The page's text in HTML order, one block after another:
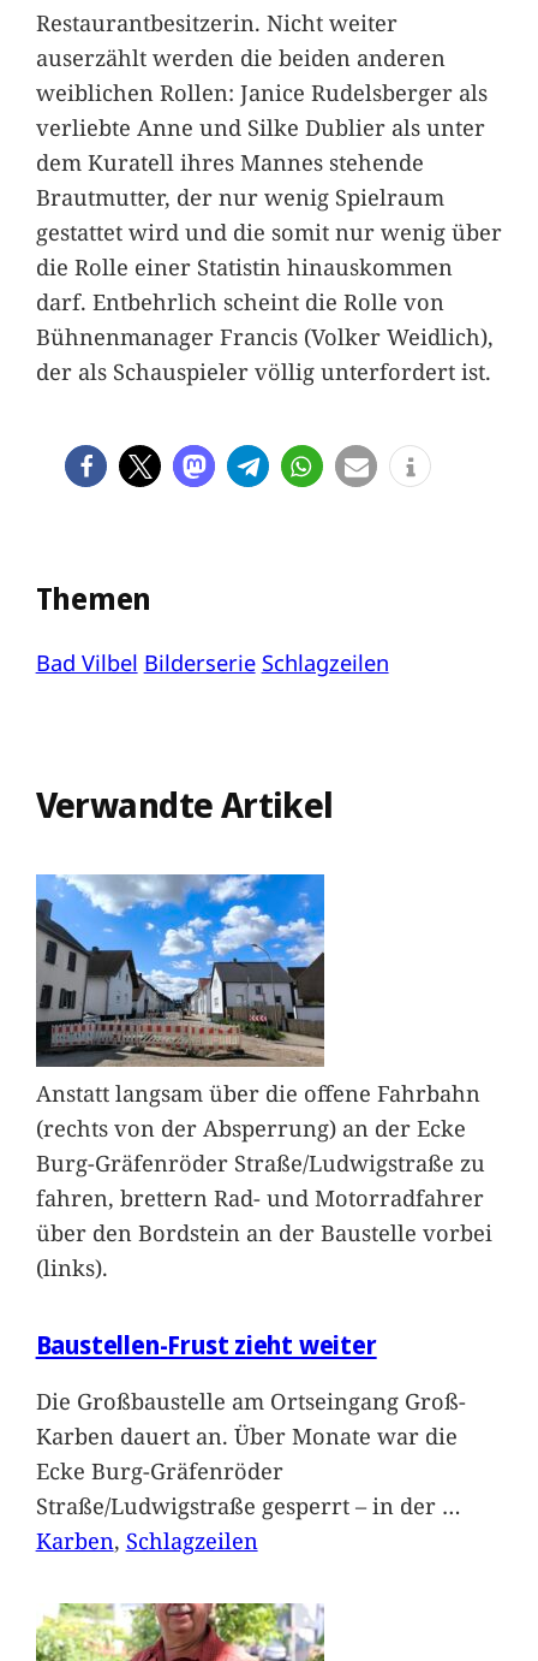
Restaurantbesitzerin. Nicht weiter
auserzählt werden die beiden anderen
weiblichen Rollen: Janice Rudelsberger als
verliebte Anne und Silke Dublier als unter
dem Kuratell ihres Mannes stehende
Brautmutter, der nur wenig Spielraum
gestattet wird und die somit nur wenig über
die Rolle einer Statistin hinauskommen
darf. Entbehrlich scheint die Rolle von
Bühnenmanager Francis (Volker Weidlich),
der als Schauspieler völlig unterfordert ist.
Themen
Bad Vilbel Bilderserie Schlagzeilen
Verwandte Artikel
Anstatt langsam über die offene Fahrbahn
(rechts von der Absperrung) an der Ecke
Burg-Gräfenröder Straße/Ludwigstraße zu
fahren, brettern Rad- und Motorradfahrer
über den Bordstein an der Baustelle vorbei
(links).
Baustellen-Frust zieht weiter
Die Großbaustelle am Ortseingang Groß-
Karben dauert an. Über Monate war die
Ecke Burg-Gräfenröder
Straße/Ludwigstraße gesperrt – in der …
Karben, Schlagzeilen